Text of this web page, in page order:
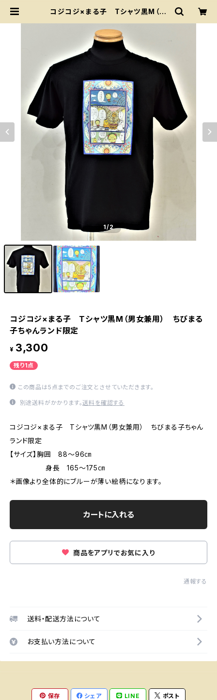
コジコジ×まる子 Tシャツ黒М（男
1/2
コジコジ×まる子 Tシャツ黒М（男女兼用） ちびまる
子ちゃんランド限定
¥ 3,300
残り1点
この商品は5点までのご注文とさせていただきます。
別途送料がかかります。送料を確認する
コジコジ×まる子 Tシャツ黒М（男女兼用） ちびまる子ちゃん
ランド限定
【サイズ】胸囲 88～96㎝
身長 165～175㎝
＊画像より全体的にブルーが薄い絵柄になります。
カートに入れる
商品をアプリでお気に入り
通報する
送料・配送方法について
お支払い方法について
保存 シェア LINE ポスト